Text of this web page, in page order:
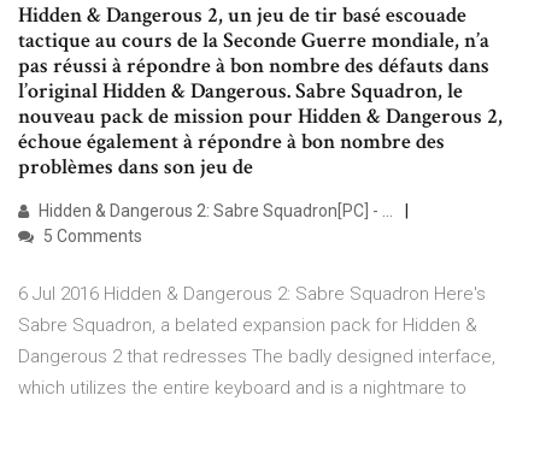
Hidden & Dangerous 2, un jeu de tir basé escouade
tactique au cours de la Seconde Guerre mondiale, n’a
pas réussi à répondre à bon nombre des défauts dans
l’original Hidden & Dangerous. Sabre Squadron, le
nouveau pack de mission pour Hidden & Dangerous 2,
échoue également à répondre à bon nombre des
problèmes dans son jeu de
Hidden & Dangerous 2: Sabre Squadron[PC] - …
5 Comments
6 Jul 2016 Hidden & Dangerous 2: Sabre Squadron Here's
Sabre Squadron, a belated expansion pack for Hidden &
Dangerous 2 that redresses The badly designed interface,
which utilizes the entire keyboard and is a nightmare to